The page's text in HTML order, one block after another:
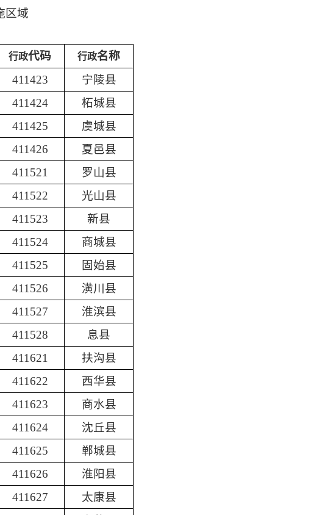
区域
行政代码 行政名称
411423
宁陵县
411424
柘城县
411425
虞城县
411426
夏邑县
411521
罗山县
411522
光山县
411523
新县
411524
商城县
411525
固始县
411526
潢川县
411527
淮滨县
411528
息县
411621
扶沟县
411622
西华县
411623
商水县
411624
沈丘县
411625
郸城县
411626
淮阳县
411627
太康县